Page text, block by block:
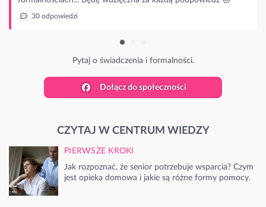
Dołącz do społeczności
CZYTAJ W CENTRUM WIEDZY
PIERWSZE KROKI
Jak rozpoznać, że senior potrzebuje wsparcia? Czym
jest opieka domowa i jakie są różne formy pomocy.